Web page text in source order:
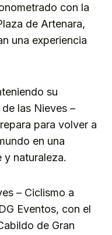
con la
de Artenara,
una experiencia
su
las Nieves –
para volver a
en una
y naturaleza.
– Ciclismo a
Eventos, con el
de Gran